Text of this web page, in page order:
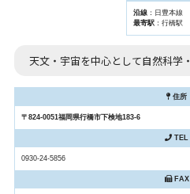
沿線：日豊本線
最寄駅：行橋駅
天文・宇宙を中心として自然科学
住所
〒824-0051福岡県行橋市下検地183-6
TEL
0930-24-5856
FAX